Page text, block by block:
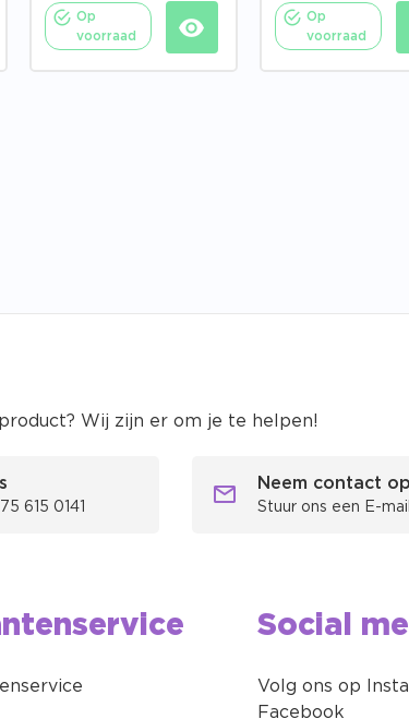
Op
voorraad
Op
voorraad
Wij zijn er om je te helpen!
615 0141
Neem contact op
Stuur ons een E-mail
Social
Volg ons op
Facebook